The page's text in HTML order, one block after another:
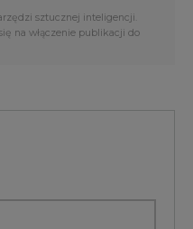
sztucznej inteligencji.
na włączenie publikacji do